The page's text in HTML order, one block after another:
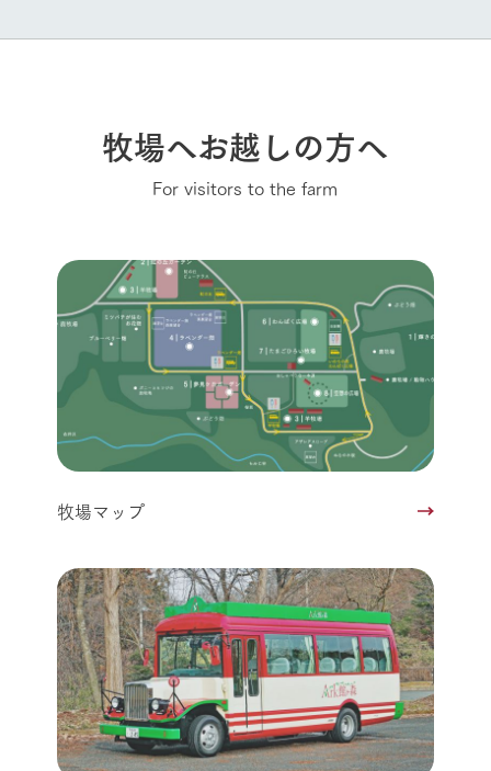
牧場へお越しの方へ
For visitors to the farm
牧場マップ